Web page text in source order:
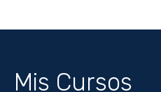
Mis Cursos